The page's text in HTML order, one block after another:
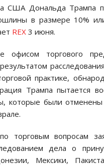
США Дональда Трампа
в размере 10%
REX 3 июня.
офисом торгового
практике,
Трампа пытается
которые были
торговым вопросам
дела о
Мексики,